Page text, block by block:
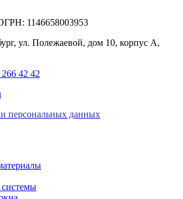
1146658003953
, ул. Полежаевой, дом 10, корпус А,
42 42
персональных данных